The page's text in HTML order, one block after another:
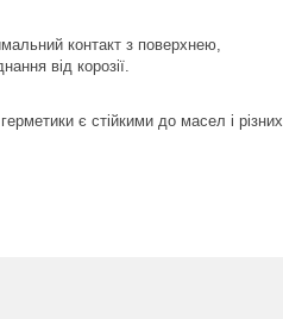
контакт з поверхнею,
від корозії.
є стійкими до масел і різних